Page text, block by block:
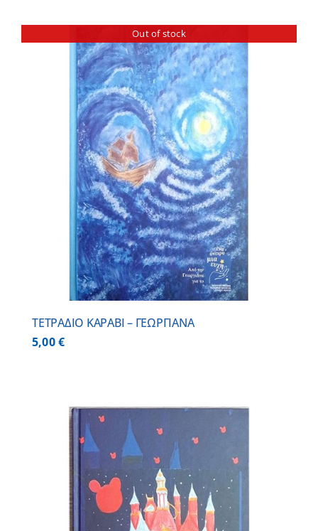
Out of stock
ΤΕΤΡΑΔΙΟ ΚΑΡΑΒΙ – ΓΕΩΡΓΙΑΝΑ
5,00€